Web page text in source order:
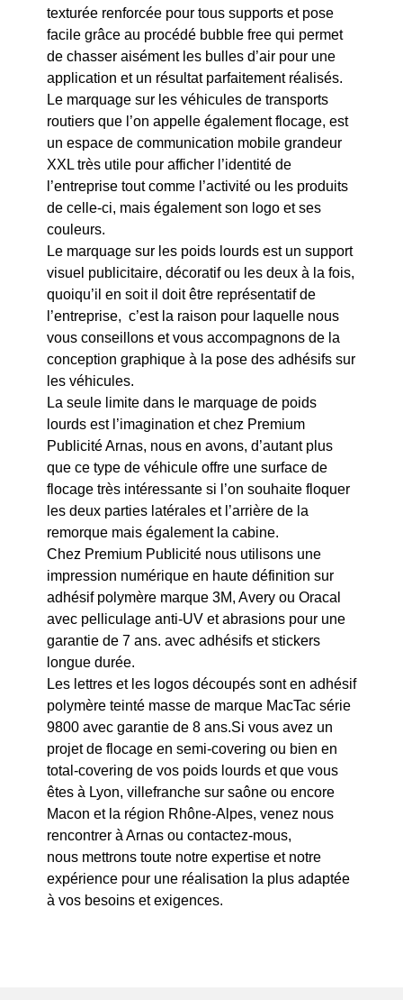
texturée renforcée pour tous supports et pose
facile grâce au procédé bubble free qui permet
de chasser aisément les bulles d’air pour une
application et un résultat parfaitement réalisés.
Le marquage sur les véhicules de transports
routiers que l’on appelle également flocage, est
un espace de communication mobile grandeur
XXL très utile pour afficher l’identité de
l’entreprise tout comme l’activité ou les produits
de celle-ci, mais également son logo et ses
couleurs.
Le marquage sur les poids lourds est un support
visuel publicitaire, décoratif ou les deux à la fois,
quoiqu’il en soit il doit être représentatif de
l’entreprise, c’est la raison pour laquelle nous
vous conseillons et vous accompagnons de la
conception graphique à la pose des adhésifs sur
les véhicules.
La seule limite dans le marquage de poids
lourds est l’imagination et chez Premium
Publicité Arnas, nous en avons, d’autant plus
que ce type de véhicule offre une surface de
flocage très intéressante si l’on souhaite floquer
les deux parties latérales et l’arrière de la
remorque mais également la cabine.
Chez Premium Publicité nous utilisons une
impression numérique en haute définition sur
adhésif polymère marque 3M, Avery ou Oracal
avec pelliculage anti-UV et abrasions pour une
garantie de 7 ans. avec adhésifs et stickers
longue durée.
Les lettres et les logos découpés sont en adhésif
polymère teinté masse de marque MacTac série
9800 avec garantie de 8 ans.Si vous avez un
projet de flocage en semi-covering ou bien en
total-covering de vos poids lourds et que vous
êtes à Lyon, villefranche sur saône ou encore
Macon et la région Rhône-Alpes, venez nous
rencontrer à Arnas ou contactez-mous,
nous mettrons toute notre expertise et notre
expérience pour une réalisation la plus adaptée
à vos besoins et exigences.